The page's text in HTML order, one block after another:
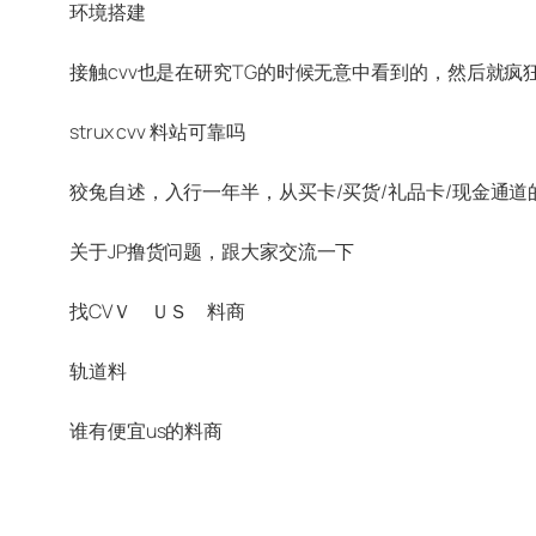
环境搭建
strux cvv 料站可靠吗
狡兔自述，入行一年半，从买卡/买货/礼品卡/现金通道
关于JP撸货问题，跟大家交流一下
找CVＶ ＵＳ 料商
轨道料
谁有便宜us的料商